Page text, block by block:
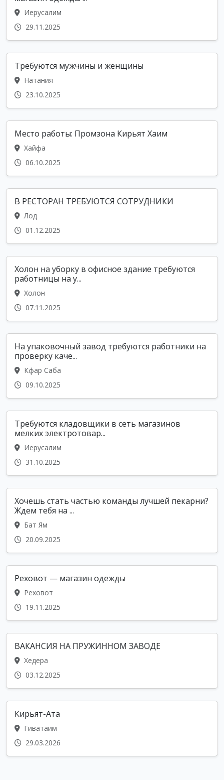
Иерусалим
29.11.2025
Требуются мужчины и женщины
Натания
23.10.2025
Место работы: Промзона Кирьят Хаим
Хайфа
06.10.2025
В РЕСТОРАН ТРЕБУЮТСЯ СОТРУДНИКИ
Лод
01.12.2025
Холон на уборку в офисное здание требуются
работницы на у...
Холон
07.11.2025
На упаковочный завод требуются работники на
проверку каче...
Кфар Саба
09.10.2025
Требуются кладовщики в сеть магазинов
мелких электротовар...
Иерусалим
31.10.2025
Хочешь стать частью команды лучшей пекарни?
Ждем тебя на ...
Бат Ям
20.09.2025
Реховот — магазин одежды
Реховот
19.11.2025
ВАКАНСИЯ НА ПРУЖИННОМ ЗАВОДЕ
Хедера
03.12.2025
Кирьят-Ата
Гиватаим
29.03.2026